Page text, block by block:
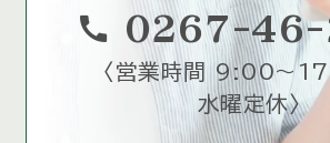
call 0267-46-
〈 営業時間 9:00～
水曜定休〉